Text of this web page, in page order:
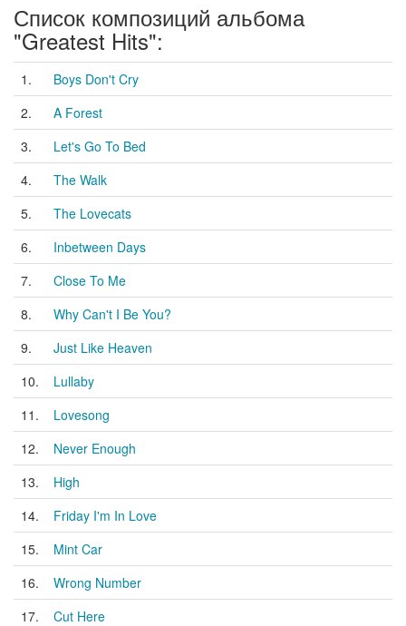
Список композиций альбома
"Greatest Hits":
1.
Boys Don't Cry
2.
A Forest
3.
Let's Go To Bed
4.
The Walk
5.
The Lovecats
6.
Inbetween Days
7.
Close To Me
8.
Why Can't I Be You?
9.
Just Like Heaven
10.
Lullaby
11.
Lovesong
12.
Never Enough
13.
High
14.
Friday I'm In Love
15.
Mint Car
16.
Wrong Number
17.
Cut Here